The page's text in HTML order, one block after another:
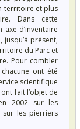
territoire et plus
Dans cette
d’inventaire
présent,
du Parc et
Pour combler
ont été
scientifique
fait l’objet de
2002 sur les
sur les pierriers